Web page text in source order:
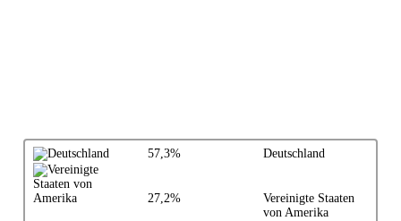
57,3% Deutschland
27,2%
Vereinigte Staaten
von Amerika